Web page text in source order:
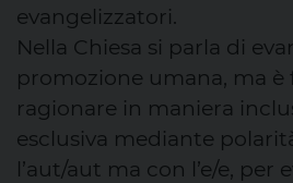
evangelizzatori.
Nella Chiesa si parla di
promozione umana, ma
ragionare in maniera
esclusiva mediante
l’aut/aut ma con l’e/e, per